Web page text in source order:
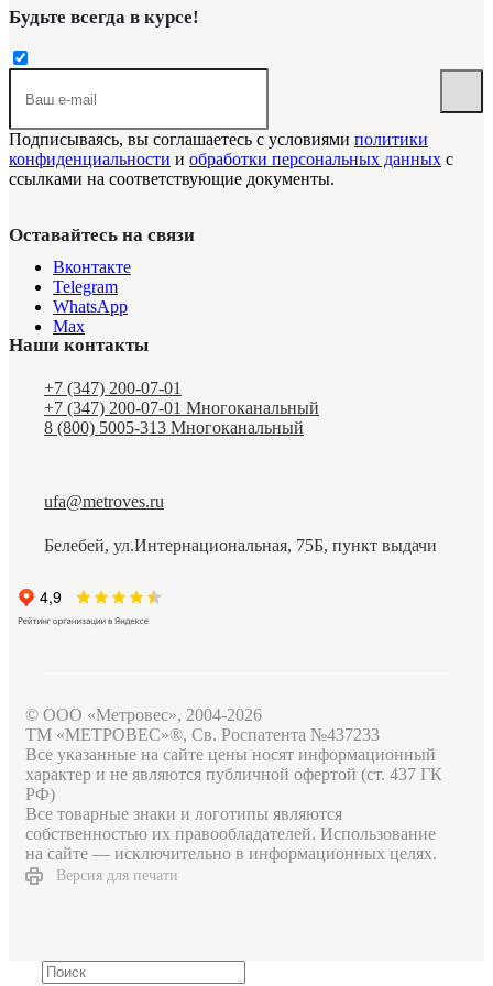
Будьте всегда в курсе!
Подписываясь, вы соглашаетесь с условиями политики
конфиденциальности и обработки персональных данных с
ссылками на соответствующие документы.
Оставайтесь на связи
Вконтакте
Telegram
WhatsApp
Max
Наши контакты
+7 (347) 200-07-01
+7 (347) 200-07-01 Многоканальный
8 (800) 5005-313 Многоканальный
ufa@metroves.ru
Белебей, ул.Интернациональная, 75Б, пункт выдачи
© ООО «Метровес», 2004-2026
ТМ «МЕТРОВЕС»®, Св. Роспатента №4​3​7​2​3​3
Все указанные на сайте цены носят информационный
характер и не являются публичной офертой (ст. 437 ГК
РФ)
Все товарные знаки и логотипы являются
собственностью их правообладателей. Использование
на сайте — исключительно в информационных целях.
Версия для печати